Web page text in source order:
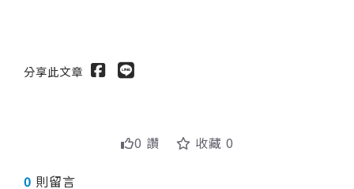
分享此文章
0 讚 收藏 0
0 則留言